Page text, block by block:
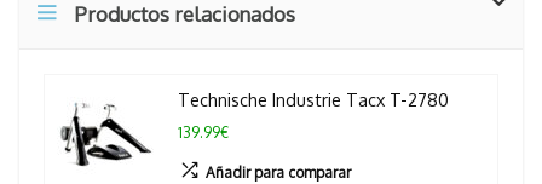
Productos relacionados
Technische Industrie Tacx T-2780
139.99€
Añadir para comparar